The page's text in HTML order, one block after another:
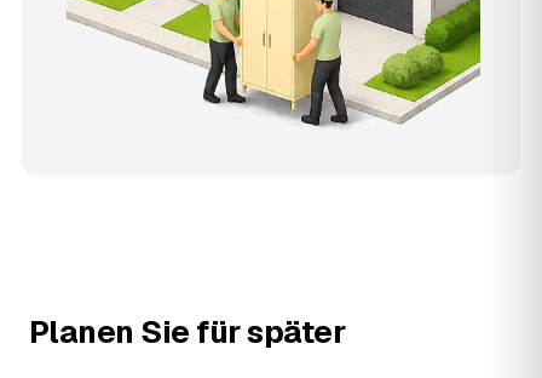
Planen Sie für später